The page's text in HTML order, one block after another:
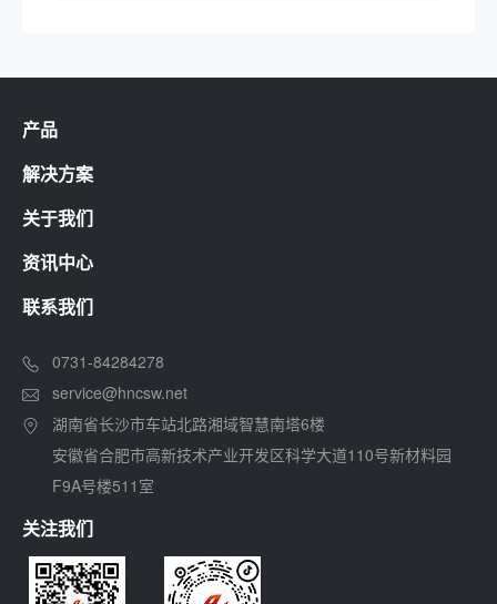
产品
解决方案
关于我们
资讯中心
联系我们
0731-84284278
service@hncsw.net
湖南省长沙市车站北路湘域智慧南塔6楼
安徽省合肥市高新技术产业开发区科学大道110号新材料园
F9A号楼511室
关注我们